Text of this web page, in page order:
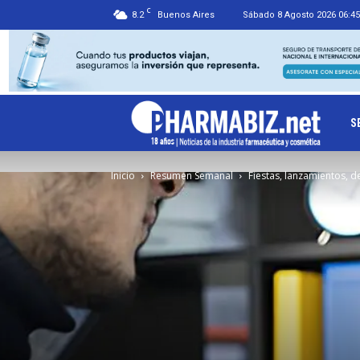
8.2 C Buenos Aires Sábado 8 Agosto 2026 06:45
Inicio Resumen Semanal Fiestas, lanzamientos,